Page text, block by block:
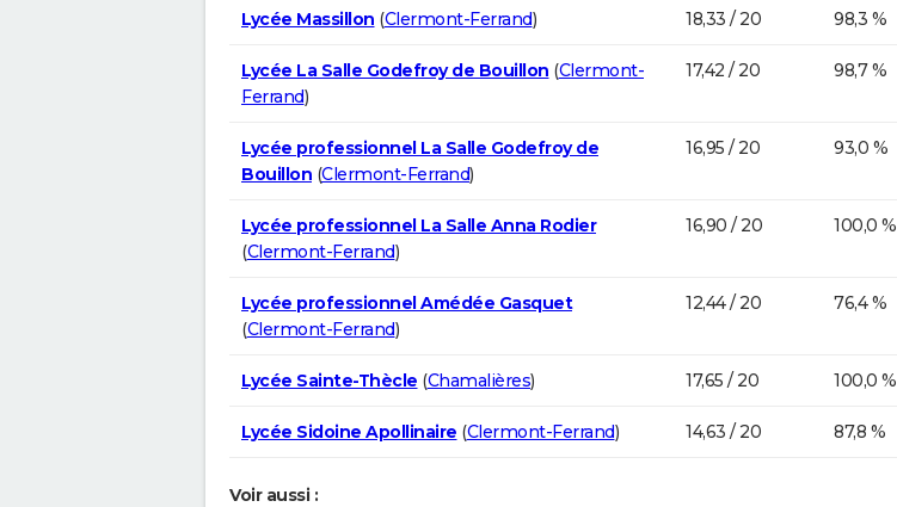
Lycée Massillon (Clermont-Ferrand) 18,33 / 20 98,3 %
Lycée La Salle Godefroy de Bouillon (Clermont-
Ferrand)
17,42 / 20 98,7 %
Lycée professionnel La Salle Godefroy de
Bouillon (Clermont-Ferrand)
16,95 / 20 93,0 %
Lycée professionnel La Salle Anna Rodier
(Clermont-Ferrand)
16,90 / 20 100,0 %
Lycée professionnel Amédée Gasquet
(Clermont-Ferrand)
12,44 / 20 76,4 %
Lycée Sainte-Thècle (Chamalières) 17,65 / 20 100,0 %
Lycée Sidoine Apollinaire (Clermont-Ferrand) 14,63 / 20 87,8 %
Voir aussi :